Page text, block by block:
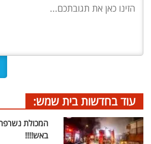
עוד בחדשות בית שמש:
המכולת
באש!!!!